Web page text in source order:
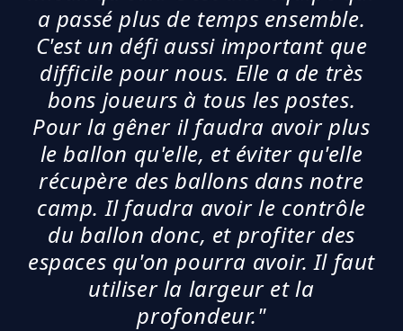
a passé plus de temps ensemble.
C'est un défi aussi important que
difficile pour nous. Elle a de très
bons joueurs à tous les postes.
Pour la gêner il faudra avoir plus
le ballon qu'elle, et éviter qu'elle
récupère des ballons dans notre
camp. Il faudra avoir le contrôle
du ballon donc, et profiter des
espaces qu'on pourra avoir. Il faut
utiliser la largeur et la
profondeur."